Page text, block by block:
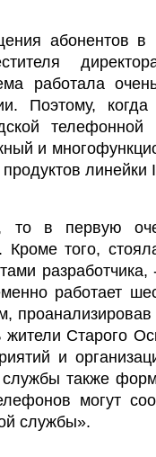
абонентов
работала
Поэтому,
и
в первую
того,
работает
Старого
и
также
могут
службы».